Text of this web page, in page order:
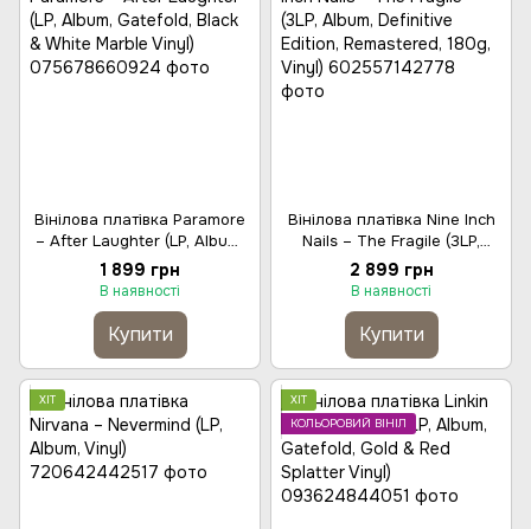
Вінілова платівка Paramore
– After Laughter (LP, Album,
Gatefold, Black & White
Marble Vinyl)
1 899 грн
В наявності
Купити
Вінілова платівка Nine Inch
Nails – The Fragile (3LP,
Album, Definitive Edition,
Remastered, 180g, Vinyl)
2 899 грн
В наявності
Купити
ХІТ
ХІТ
КОЛЬОРОВИЙ ВІНІЛ